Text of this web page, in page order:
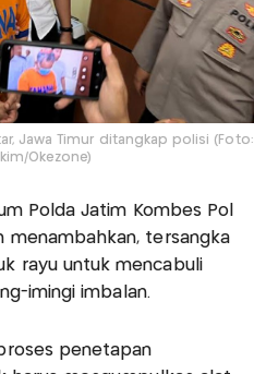
Jawa Timur ditangkap polisi (Foto:
Okezone)
Polda Jatim Kombes Pol
menambahkan, tersangka
rayu untuk mencabuli
imingi imbalan.
penetapan